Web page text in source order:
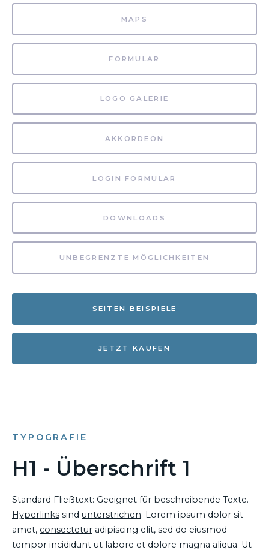
MAPS
FORMULAR
LOGO GALERIE
AKKORDEON
LOGIN FORMULAR
DOWNLOADS
UNBEGRENZTE MÖGLICHKEITEN
SEITEN BEISPIELE
JETZT KAUFEN
TYPOGRAFIE
H1 - Überschrift 1
Standard Fließtext: Geeignet für beschreibende Texte.
Hyperlinks sind unterstrichen. Lorem ipsum dolor sit
amet, consectetur adipiscing elit, sed do eiusmod
tempor incididunt ut labore et dolore magna aliqua. Ut